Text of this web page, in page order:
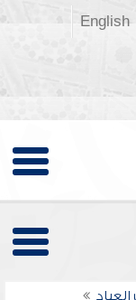
English